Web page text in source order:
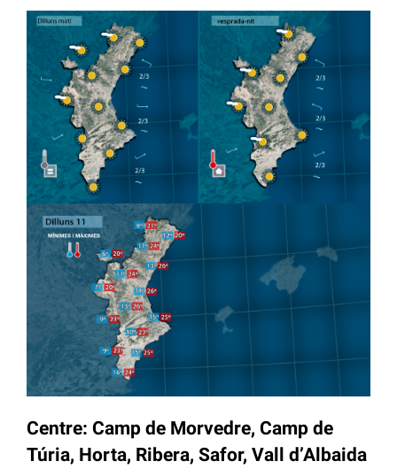
Centre: Camp de Morvedre, Camp de
Túria, Horta, Ribera, Safor, Vall d’Albaida